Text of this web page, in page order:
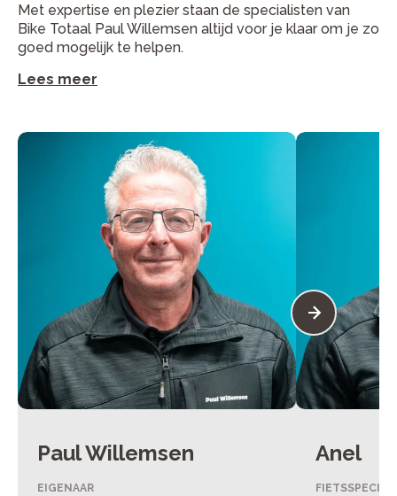
Met expertise en plezier staan de specialisten van
Bike Totaal Paul Willemsen altijd voor je klaar om je zo
goed mogelijk te helpen.
Lees meer
Paul Willemsen
EIGENAAR
Anel